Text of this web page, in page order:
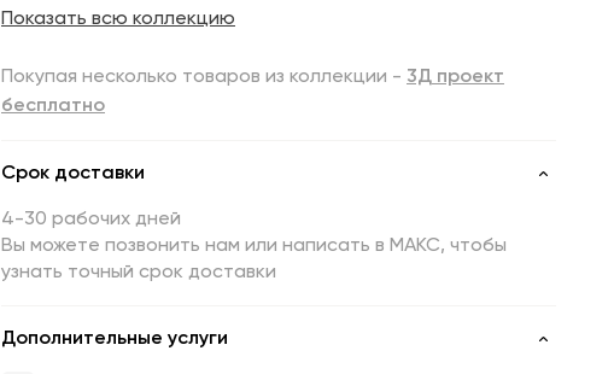
Показать всю коллекцию
Покупая несколько товаров из коллекции - 3Д проект
бесплатно
Срок доставки
4-30 рабочих дней
Вы можете позвонить нам или написать в МАКС, чтобы
узнать точный срок доставки
Дополнительные услуги